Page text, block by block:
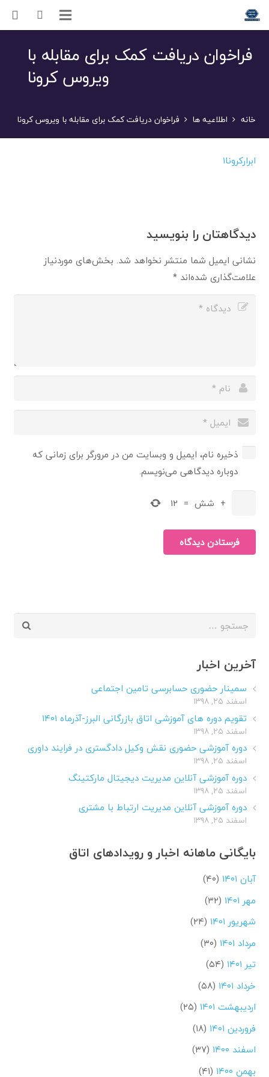
فراخوان دریافت کمک برای مقابله با
ویروس کرونا
خانه اطلاعیه ها فراخوان دریافت کمک برای مقابله با ویروس کرونا
ابرارکرونا۱
دیدگاهتان را بنویسید
نشانی ایمیل شما منتشر نخواهد شد. بخش‌های موردنیاز
علامت‌گذاری شده‌اند*
ذخیره نام، ایمیل و وبسایت من در مرورگر برای زمانی که
دوباره دیدگاهی می‌نویسم.
+ شش =
12
فرستادن دیدگاه
جستجو
آخرین اخبار
سمینار حضوری حسابرسی تامین اجتماعی
اسفند ۲۵, ۱۳۹۸
تقویم دوره های آموزشی اتاق بازرگانی البرز-آذرماه ۱۴۰۱
اسفند ۲۵, ۱۳۹۸
دوره آموزشی حضوری نقش وکیل دادگستری در فرایند داوری
اسفند ۲۵, ۱۳۹۸
دوره آموزشی آنلاین مدیریت دیجیتال مارکتینگ
اسفند ۲۵, ۱۳۹۸
دوره آموزشی آنلاین مدیریت ارتباط با مشتری
اسفند ۲۵, ۱۳۹۸
بایگانی ماهانه اخبار و رویدادهای اتاق
آبان ۱۴۰۱
(۴۰)
مهر ۱۴۰۱
(۳۲)
شهریور ۱۴۰۱
(۲۴)
مرداد ۱۴۰۱
(۳۰)
تیر ۱۴۰۱
(۵۴)
خرداد ۱۴۰۱
(۵۸)
اردیبهشت ۱۴۰۱
(۲۵)
فروردین ۱۴۰۱
(۱۸)
اسفند ۱۴۰۰
(۳۷)
بهمن ۱۴۰۰
(۴۱)